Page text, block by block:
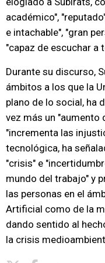
académico",
e intachable", "gran
"capaz de escuchar a
Durante su discurso,
ámbitos a los que la
plano de lo social, ha
vez más un "aumento
"incrementa las
tecnológica, ha
"crisis" e
mundo del trabajo" y
las personas en el
Artificial como de la
dando sentido al
la crisis